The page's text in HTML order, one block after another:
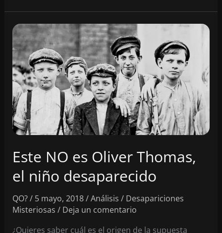
Fantasma
de
Wem
–
1ª
Parte
Este NO es Oliver Thomas,
el niño desaparecido
QO?/ 5 mayo, 2018/Análisis / Desapariciones
Misteriosas / Deja un comentario
¿Quieres saber cuál es el origen de la supuesta